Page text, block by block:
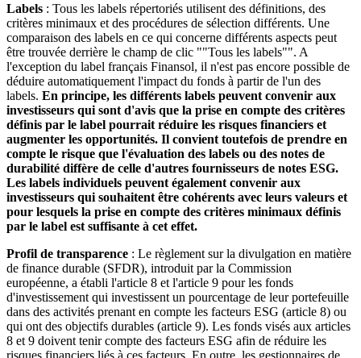
Labels : Tous les labels répertoriés utilisent des définitions, des
critères minimaux et des procédures de sélection différents. Une
comparaison des labels en ce qui concerne différents aspects peut
être trouvée derrière le champ de clic ""Tous les labels"". A
l'exception du label français Finansol, il n'est pas encore possible de
déduire automatiquement l'impact du fonds à partir de l'un des
labels. En principe, les différents labels peuvent convenir aux
investisseurs qui sont d'avis que la prise en compte des critères
définis par le label pourrait réduire les risques financiers et
augmenter les opportunités. Il convient toutefois de prendre en
compte le risque que l'évaluation des labels ou des notes de
durabilité diffère de celle d'autres fournisseurs de notes ESG.
Les labels individuels peuvent également convenir aux
investisseurs qui souhaitent être cohérents avec leurs valeurs et
pour lesquels la prise en compte des critères minimaux définis
par le label est suffisante à cet effet.
Profil de transparence : Le règlement sur la divulgation en matière
de finance durable (SFDR), introduit par la Commission
européenne, a établi l'article 8 et l'article 9 pour les fonds
d'investissement qui investissent un pourcentage de leur portefeuille
dans des activités prenant en compte les facteurs ESG (article 8) ou
qui ont des objectifs durables (article 9). Les fonds visés aux articles
8 et 9 doivent tenir compte des facteurs ESG afin de réduire les
risques financiers liés à ces facteurs. En outre, les gestionnaires de